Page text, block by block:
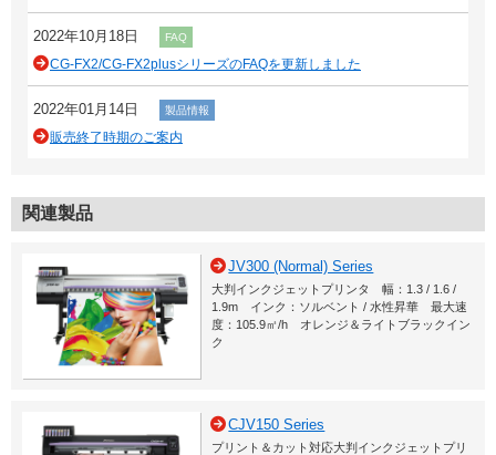
2022年10月18日 FAQ
CG-FX2/CG-FX2plusシリーズのFAQを更新しました
2022年01月14日 製品情報
販売終了時期のご案内
関連製品
JV300 (Normal) Series
大判インクジェットプリンタ 幅：1.3 / 1.6 /
1.9m インク：ソルベント / 水性昇華 最大速
度：105.9㎡/h オレンジ＆ライトブラックイン
ク
CJV150 Series
プリント＆カット対応大判インクジェットプリ